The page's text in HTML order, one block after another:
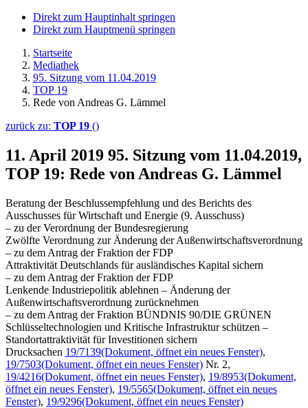
Direkt zum Hauptinhalt springen
Direkt zum Hauptmenü springen
Startseite
Mediathek
95. Sitzung vom 11.04.2019
TOP 19
Rede von Andreas G. Lämmel
zurück zu: TOP 19 ()
11. April 2019 95. Sitzung vom 11.04.2019,
TOP 19: Rede von Andreas G. Lämmel
Beratung der Beschlussempfehlung und des Berichts des
Ausschusses für Wirtschaft und Energie (9. Ausschuss)
– zu der Verordnung der Bundesregierung
Zwölfte Verordnung zur Änderung der Außenwirtschaftsverordnung
– zu dem Antrag der Fraktion der FDP
Attraktivität Deutschlands für ausländisches Kapital sichern
– zu dem Antrag der Fraktion der FDP
Lenkende Industriepolitik ablehnen – Änderung der
Außenwirtschaftsverordnung zurücknehmen
– zu dem Antrag der Fraktion BÜNDNIS 90/DIE GRÜNEN
Schlüsseltechnologien und Kritische Infrastruktur schützen –
Standortattraktivität für Investitionen sichern
Drucksachen 19/7139(Dokument, öffnet ein neues Fenster),
19/7503(Dokument, öffnet ein neues Fenster) Nr. 2,
19/4216(Dokument, öffnet ein neues Fenster), 19/8953(Dokument,
öffnet ein neues Fenster), 19/5565(Dokument, öffnet ein neues
Fenster), 19/9296(Dokument, öffnet ein neues Fenster)